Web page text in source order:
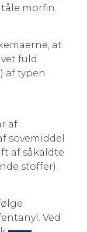
morfin.
at
fuld
af typen
af
sovemiddel
af såkaldte
stoffer).
Ved